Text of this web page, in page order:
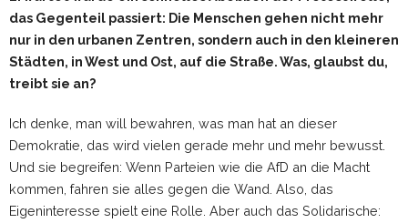
das Gegenteil passiert: Die Menschen gehen nicht mehr
nur in den urbanen Zentren, sondern auch in den kleineren
Städten, in West und Ost, auf die Straße. Was, glaubst du,
treibt sie an?
Ich denke, man will bewahren, was man hat an dieser
Demokratie, das wird vielen gerade mehr und mehr bewusst.
Und sie begreifen: Wenn Parteien wie die AfD an die Macht
kommen, fahren sie alles gegen die Wand. Also, das
Eigeninteresse spielt eine Rolle. Aber auch das Solidarische: